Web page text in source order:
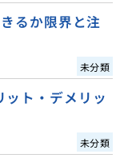
るか限界と注
未分類
ット・デメリッ
未分類